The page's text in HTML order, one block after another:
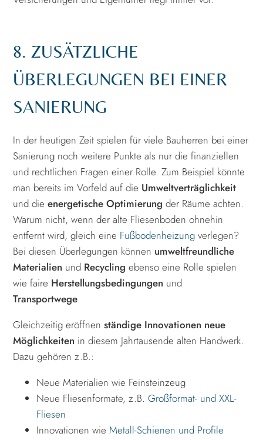
8. ZUSÄTZLICHE
ÜBERLEGUNGEN BEI EINER
SANIERUNG
In der heutigen Zeit spielen für viele Bauherren bei einer
Sanierung noch weitere Punkte als nur die finanziellen
und rechtlichen Fragen einer Rolle. Zum Beispiel könnte
man bereits im Vorfeld auf die Umweltverträglichkeit
und dieenergetische Optimierung der Räume achten.
Warum nicht, wenn der alte Fliesenboden ohnehin
entfernt wird, gleich eine Fußbodenheizung verlegen?
Bei diesen Überlegungen können umweltfreundliche
Materialien und Recycling ebenso eine Rolle spielen
wie faire Herstellungsbedingungen und
Transportwege.
Gleichzeitig eröffnenständige Innovationen neue
Möglichkeiten in diesem Jahrtausende alten Handwerk.
Dazu gehören z.B.:
Neue Materialien wie Feinsteinzeug
Neue Fliesenformate, z.B.Großformat- und XXL-
Fliesen
Innovationen wieMetall-Schienen und Profile